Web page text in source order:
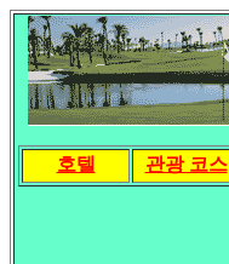
호텔 관광 코스